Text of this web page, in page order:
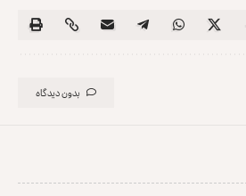
بدون دیدگاه